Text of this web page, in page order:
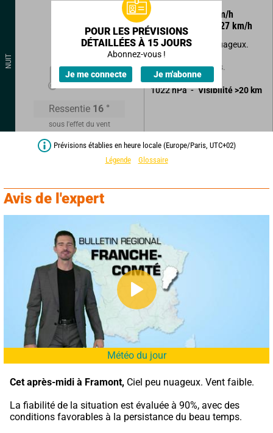
NUIT
18°
Ressentie 16 °
sous l'effet du vent
km/h
Rafales à
27 km/h
Beau temps peu nuageux.
Sans précipitations.
1022hPa Visibilité >20 km
POUR LES PRÉVISIONS
DÉTAILLÉES À 15 JOURS
Abonnez-vous !
Je me connecte Je m'abonne
Prévisions établies en heure locale (Europe/Paris, UTC+02)
Légende
Glossaire
Avis de l'expert
Météo du jour
Cet après-midi à Framont, Ciel peu nuageux. Vent faible.
La fiabilité de la situation est évaluée à 90%, avec des
conditions favorables à la persistance du beau temps.